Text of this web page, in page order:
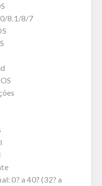
8.1/8/7
0? a 40? (32? a